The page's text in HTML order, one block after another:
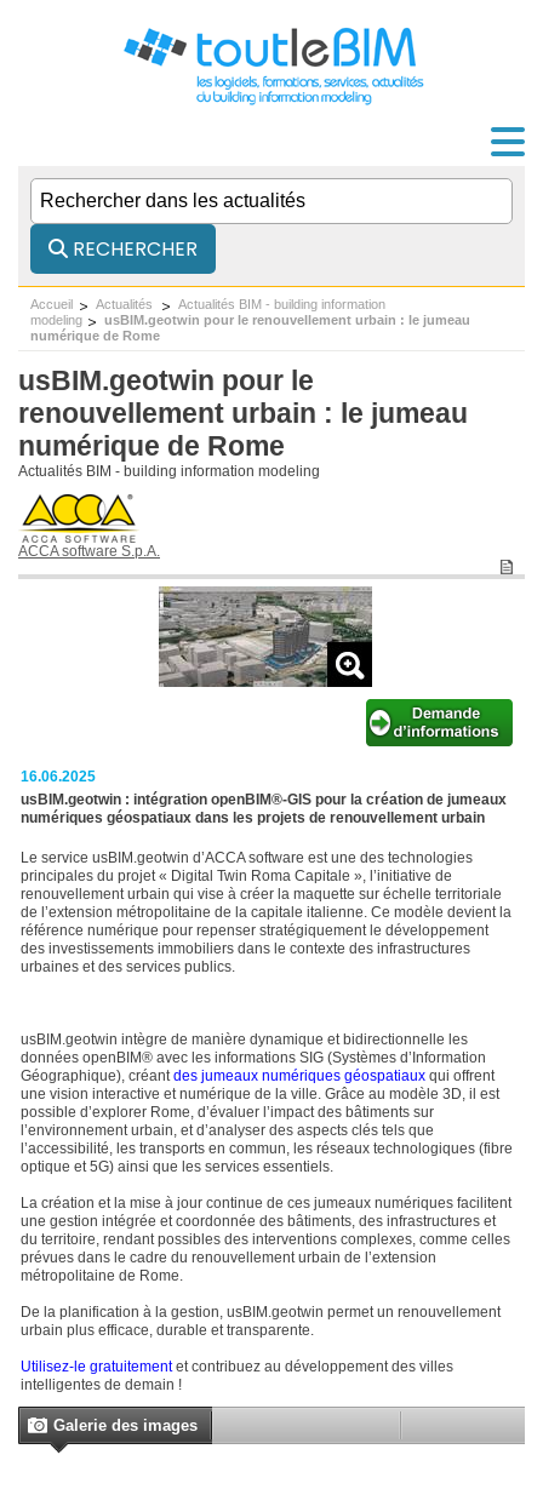
RECHERCHER
Accueil Actualités
Actualités BIM - building information
modeling
usBIM.geotwin pour le renouvellement urbain : le jumeau
numérique de Rome
usBIM.geotwin pour le
renouvellement urbain : le jumeau
numérique de Rome
Actualités BIM - building information modeling
ACCA software S.p.A.
16.06.2025
usBIM.geotwin : intégration openBIM®-GIS pour la création de jumeaux
numériques géospatiaux dans les projets de renouvellement urbain
Le service usBIM.geotwin d’ACCA software est une des technologies
principales du projet « Digital Twin Roma Capitale », l’initiative de
renouvellement urbain qui vise à créer la maquette sur échelle territoriale
de l’extension métropolitaine de la capitale italienne. Ce modèle devient la
référence numérique pour repenser stratégiquement le développement
des investissements immobiliers dans le contexte des infrastructures
urbaines et des services publics.
usBIM.geotwin intègre de manière dynamique et bidirectionnelle les
données openBIM® avec les informations SIG (Systèmes d’Information
Géographique), créantdes jumeaux numériques géospatiaux qui offrent
une vision interactive et numérique de la ville. Grâce au modèle 3D, il est
possible d’explorer Rome, d’évaluer l’impact des bâtiments sur
l’environnement urbain, et d’analyser des aspects clés tels que
l’accessibilité, les transports en commun, les réseaux technologiques (fibre
optique et 5G) ainsi que les services essentiels.
La création et la mise à jour continue de ces jumeaux numériques facilitent
une gestion intégrée et coordonnée des bâtiments, des infrastructures et
du territoire, rendant possibles des interventions complexes, comme celles
prévues dans le cadre du renouvellement urbain de l’extension
métropolitaine de Rome.
De la planification à la gestion, usBIM.geotwin permet un renouvellement
urbain plus efficace, durable et transparente.
Utilisez-le gratuitementet contribuez au développement des villes
intelligentes de demain !
Galerie des images